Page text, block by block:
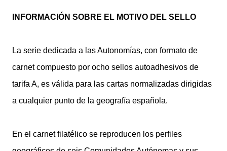
INFORMACIÓN SOBRE EL MOTIVO DEL SELLO
La serie dedicada a las Autonomías, con formato de
carnet compuesto por ocho sellos autoadhesivos de
tarifa A, es válida para las cartas normalizadas dirigidas
a cualquier punto de la geografía española.
En el carnet filatélico se reproducen los perfiles